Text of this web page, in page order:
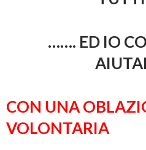
……. ED IO
CON UNA
VOLONTARIA